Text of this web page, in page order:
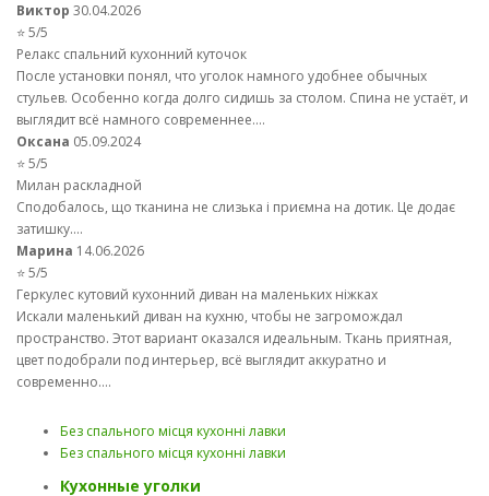
Виктор 30.04.2026
⭐ 5/5
Релакс спальний кухонний куточок
После установки понял, что уголок намного удобнее обычных
стульев. Особенно когда долго сидишь за столом. Спина не устаёт, и
выглядит всё намного современнее....
Оксана 05.09.2024
⭐ 5/5
Милан раскладной
Сподобалось, що тканина не слизька і приємна на дотик. Це додає
затишку....
Марина 14.06.2026
⭐ 5/5
Геркулес кутовий кухонний диван на маленьких ніжках
Искали маленький диван на кухню, чтобы не загромождал
пространство. Этот вариант оказался идеальным. Ткань приятная,
цвет подобрали под интерьер, всё выглядит аккуратно и
современно....
Без спального місця кухонні лавки
Без спального місця кухонні лавки
Кухонные уголки